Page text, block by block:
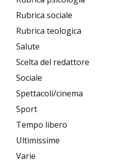
Rubrica sociale
Rubrica teologica
Salute
Scelta del redattore
Sociale
Spettacoli/cinema
Sport
Tempo libero
Ultimissime
Varie